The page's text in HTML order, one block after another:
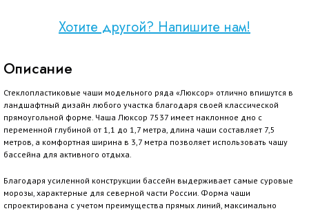
Хотите другой? Напишите нам!
Описание
Стеклопластиковые чаши модельного ряда «Люксор» отлично впишутся в
ландшафтный дизайн любого участка благодаря своей классической
прямоугольной форме. Чаша Люксор 7537 имеет наклонное дно с
переменной глубиной от 1,1 до 1,7 метра, длина чаши составляет 7,5
метров, а комфортная ширина в 3,7 метра позволяет использовать чашу
бассейна для активного отдыха.
Благодаря усиленной конструкции бассейн выдерживает самые суровые
морозы, характерные для северной части России. Форма чаши
спроектирована с учетом преимущества прямых линий, максимально